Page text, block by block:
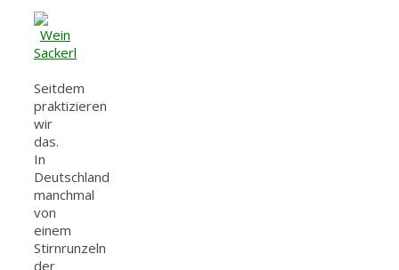
Seitdem
praktizieren
wir
das.
In
Deutschland
manchmal
von
einem
Stirnrunzeln
der